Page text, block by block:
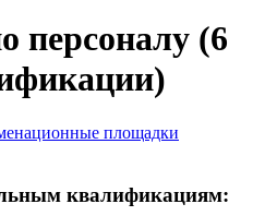
персоналу (6
площадки
квалификациям: